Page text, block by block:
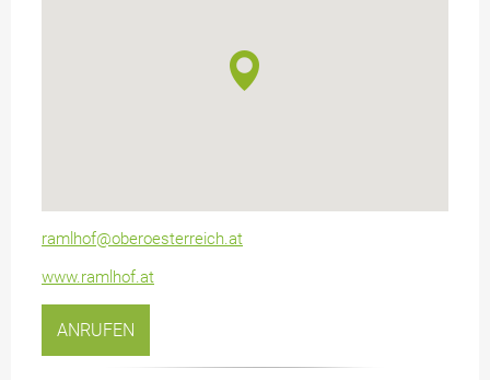
ramlhof@oberoesterreich.at
www.ramlhof.at
ANRUFEN